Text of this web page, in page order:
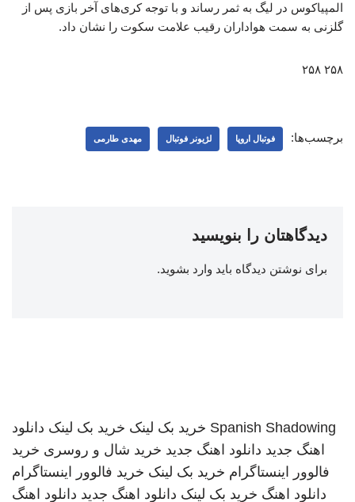
المپیاکوس در لیگ به ثمر رساند و با توجه کری‌های آخر بازی پس از
گلزنی به سمت هواداران رقیب علامت سکوت را نشان داد.
۲۵۸ ۲۵۸
برچسب‌ها: فوتبال اروپا لژیونر فوتبال مهدی طارمی
دیدگاهتان را بنویسید
برای نوشتن دیدگاه باید وارد بشوید.
Spanish Shadowing خرید بک لینک خرید بک لینک دانلود
اهنگ جدید دانلود اهنگ جدید خرید شال و روسری خرید
فالوور اینستاگرام خرید بک لینک خرید فالوور اینستاگرام
دانلود اهنگ خرید بک لینک دانلود اهنگ جدید دانلود اهنگ